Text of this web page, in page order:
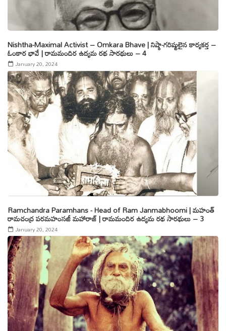
Nishtha-Maximal Activist – Omkara Bhave | నిష్ఠా-గరిష్టులైన కార్యకర్త –
ఓంకార భావే | రామమందిర ఉద్యమ రథ సారథులు – 4
January 20, 2024
Ramchandra Paramhans - Head of Ram Janmabhoomi | మహంత్
రామచంద్ర పరమహంసజీ మహారాజ్ | రామమందిర ఉద్యమ రథ సారథులు – 3
January 20, 2024